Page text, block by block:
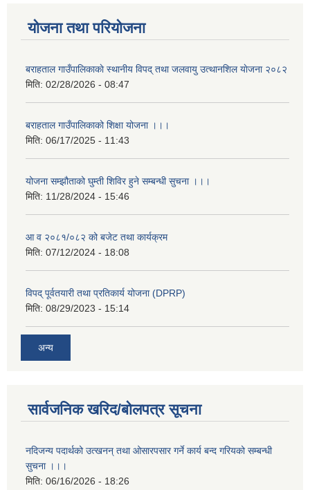
योजना तथा परियोजना
बराहताल गाउँपालिकाकाे स्थानीय विपद् तथा जलवायु उत्थानशिल याेजना २०८२
मिति: 02/28/2026 - 08:47
बराहताल गाउँपालिकाको शिक्षा योजना ।।।
मिति: 06/17/2025 - 11:43
योजना सम्झौताको घुम्ती शिविर हुने सम्बन्धी सुचना ।।।
मिति: 11/28/2024 - 15:46
आ व २०८१/०८२ को बजेट तथा कार्यक्रम
मिति: 07/12/2024 - 18:08
विपद् पूर्वतयारी तथा प्रतिकार्य योजना (DPRP)
मिति: 08/29/2023 - 15:14
अन्य
सार्वजनिक खरिद/बोलपत्र सूचना
नदिजन्य पदार्थको उत्खनन् तथा ओसारपसार गर्ने कार्य बन्द गरियको सम्बन्धी
सुचना ।।।
मिति: 06/16/2026 - 18:26